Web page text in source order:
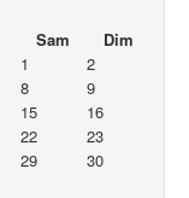
Sam
Dim
1
2
8
9
15
16
22
23
29
30